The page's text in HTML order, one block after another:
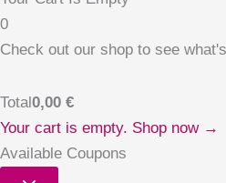
0
Check out our shop to see
Total0,00 €
Your cart is empty. Shop now →
Available Coupons